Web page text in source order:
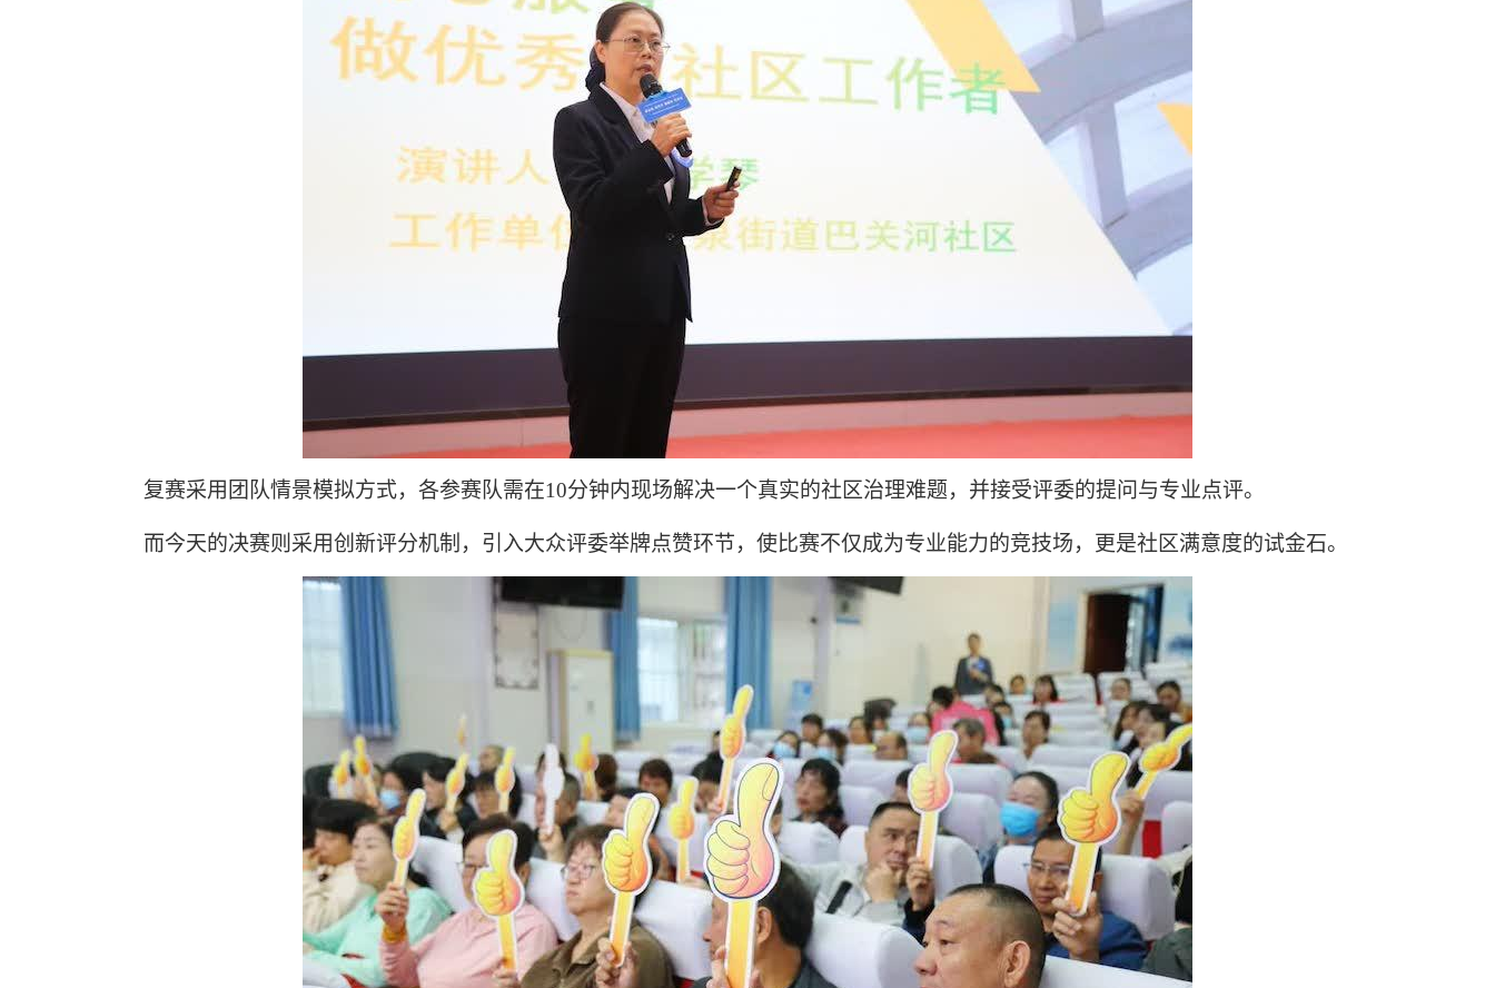
复赛采用团队情景模拟方式，各参赛队需在10分钟内现场解决一个真实的社区治理难题，并接受评委的提问与专业点评。
而今天的决赛则采用创新评分机制，引入大众评委举牌点赞环节，使比赛不仅成为专业能力的竞技场，更是社区满意度的试金石。